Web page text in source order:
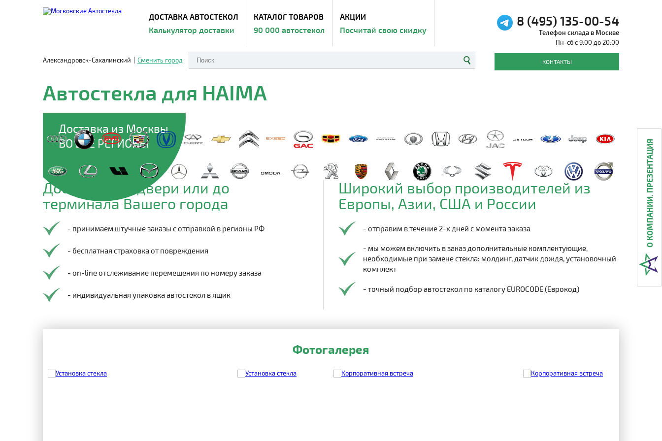
ДОСТАВКА АВТОСТЕКОЛ
Калькулятор доставки
КАТАЛОГ ТОВАРОВ
90 000 автостекол
АКЦИИ
Посчитай свою скидку
Александровск-Сахалинский Сменить город
8 (495) 135-00-54
Телефон склада в Москве
Пн-сб с 9:00 до 20:00
КОНТАКТЫ
Автостекла для HAIMA
Доставка из Москвы
ВО ВСЕ РЕГИОНЫ
Доставим до двери или до
терминала Вашего города
- принимаем штучные заказы с отправкой в регионы РФ
- бесплатная страховка от повреждения
- on-line отслеживание перемещения по номеру заказа
- индивидуальная упаковка автостекол в ящик
Широкий выбор производителей из
Европы, Азии, США и России
- отправим в течение 2-х дней с момента заказа
- мы можем включить в заказ дополнительные комплектующие,
необходимые при замене стекла: молдинг, датчик дождя, установочный
комплект
- точный подбор автостекол по каталогу EUROCODE (Еврокод)
Фотогалерея
О КОМПАНИИ. ПРЕЗЕНТАЦИЯ